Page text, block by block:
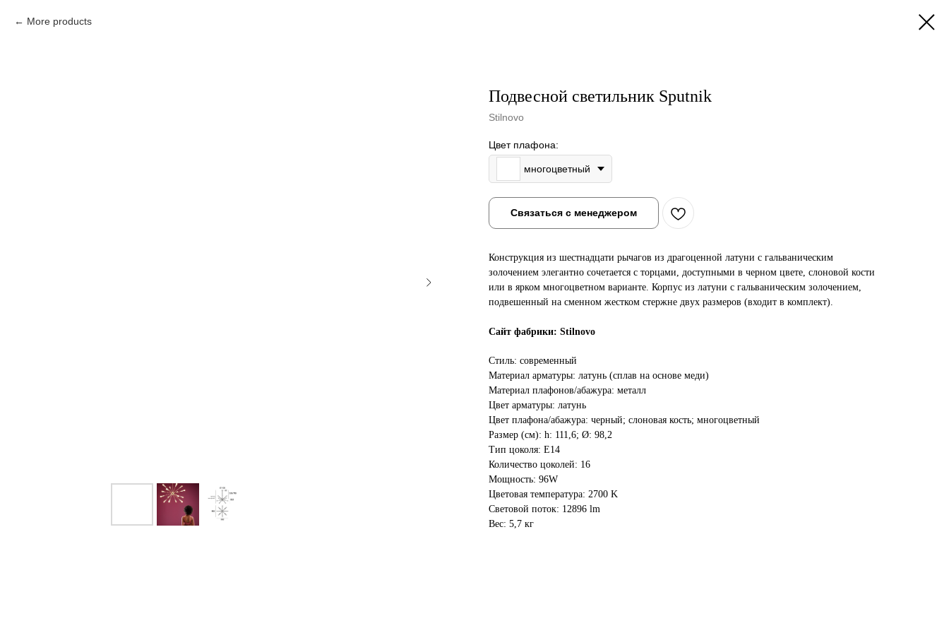
More products
Подвесной светильник Sputnik
Stilnovo
Цвет плафона:
многоцветный
Связаться с менеджером
Конструкция из шестнадцати рычагов из драгоценной латуни с гальваническим
золочением элегантно сочетается с торцами, доступными в черном цвете, слоновой кости
или в ярком многоцветном варианте. Корпус из латуни с гальваническим золочением,
подвешенный на сменном жестком стержне двух размеров (входит в комплект).
Сайт фабрики: Stilnovo
Cтиль: современный
Материал арматуры: латунь (сплав на основе меди)
Материал плафонов/абажура: металл
Цвет арматуры: латунь
Цвет плафона/абажура: черный; слоновая кость; многоцветный
Размер (см): h: 111,6; Ø: 98,2
Тип цоколя: E14
Количество цоколей: 16
Мощность: 96W
Цветовая температура: 2700 K
Световой поток: 12896 lm
Вес: 5,7 кг